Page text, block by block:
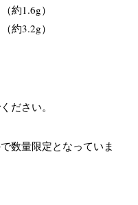
約1.6g）
約3.2g）
ださい。
数量限定となっていま